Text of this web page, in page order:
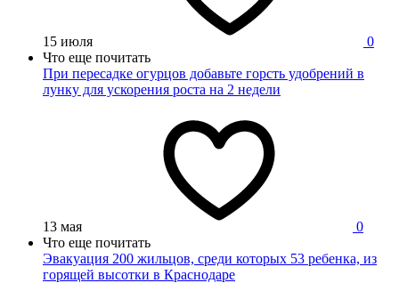
15 июля
0
Что еще почитать
При пересадке огурцов добавьте горсть удобрений в
лунку для ускорения роста на 2 недели
13 мая
0
Что еще почитать
Эвакуация 200 жильцов, среди которых 53 ребенка, из
горящей высотки в Краснодаре